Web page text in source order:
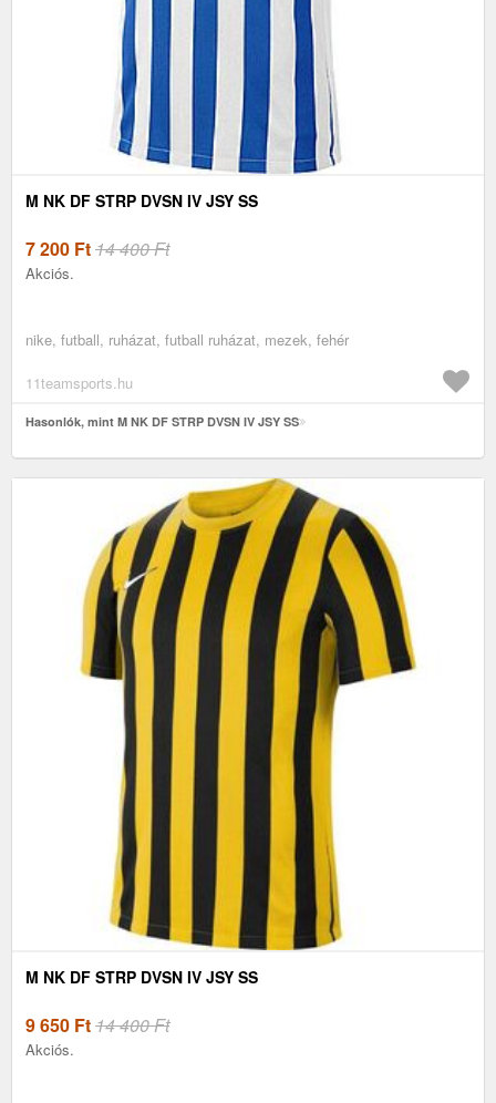
M NK DF STRP DVSN IV JSY SS
7 200 Ft14 400 Ft
Akciós.
nike, futball, ruházat, futball ruházat, mezek, fehér
11teamsports.hu
Hasonlók, mint M NK DF STRP DVSN IV JSY SS
M NK DF STRP DVSN IV JSY SS
9 650 Ft14 400 Ft
Akciós.